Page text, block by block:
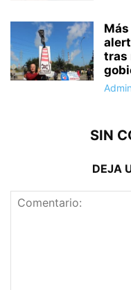
tras
Admin
SIN
DEJA